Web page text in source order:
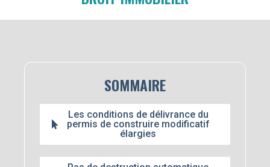
SOMMAIRE
Les conditions de délivrance du
permis de construire modificatif
élargies